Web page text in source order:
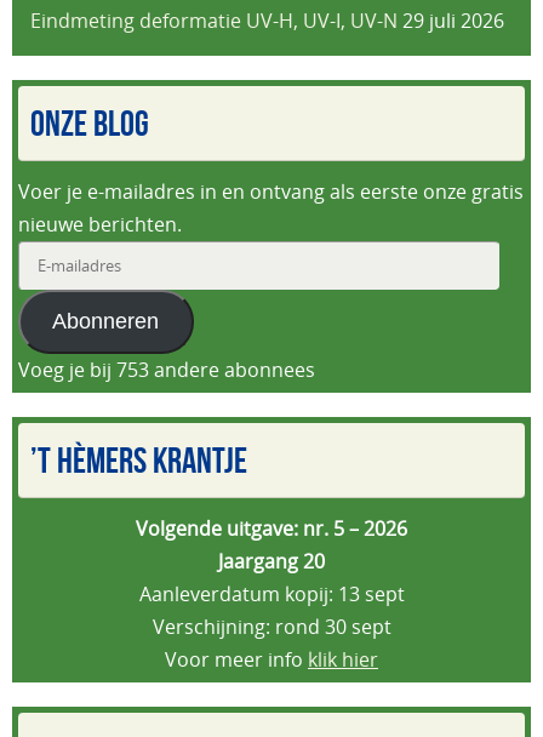
Eindmeting deformatie UV-H, UV-I, UV-N 29 juli 2026
ONZE BLOG
Voer je e-mailadres in en ontvang als eerste onze gratis
nieuwe berichten.
mailadres
Abonneren
Voeg je bij 753 andere abonnees
’T HÈMERS KRANTJE
Volgende uitgave: nr. 5 – 2026
Jaargang 20
Aanleverdatum kopij: 13 sept
Verschijning: rond 30 sept
Voor meer info klik hier